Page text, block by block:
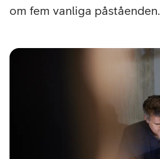
om fem vanliga påståenden.